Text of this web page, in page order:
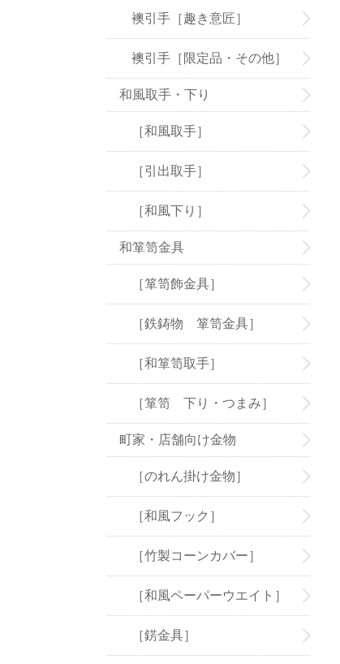
襖引手［趣き意匠］
襖引手［限定品・その他］
和風取手・下り
［和風取手］
［引出取手］
［和風下り］
和箪笥金具
［箪笥飾金具］
［鉄鋳物 箪笥金具］
［和箪笥取手］
［箪笥 下り・つまみ］
町家・店舗向け金物
［のれん掛け金物］
［和風フック］
［竹製コーンカバー］
［和風ペーパーウエイト］
［錺金具］